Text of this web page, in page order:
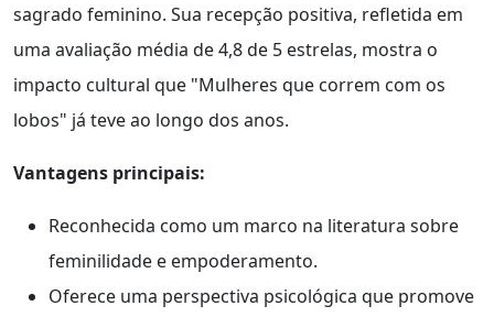
sagrado feminino. Sua recepção positiva, refletida em
uma avaliação média de 4,8 de 5 estrelas, mostra o
impacto cultural que "Mulheres que correm com os
lobos" já teve ao longo dos anos.
Vantagens principais:
Reconhecida como um marco na literatura sobre
feminilidade e empoderamento.
Oferece uma perspectiva psicológica que promove